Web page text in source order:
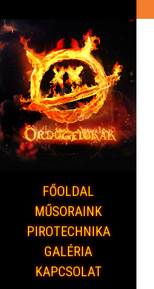
FŐOLDAL
MŰSORAINK
PIROTECHNIKA
GALÉRIA
KAPCSOLAT